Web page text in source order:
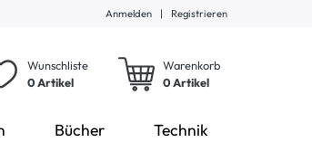
Anmelden | Registrieren
Wunschliste
0 Artikel
Warenkorb
0Artikel
Bücher Technik